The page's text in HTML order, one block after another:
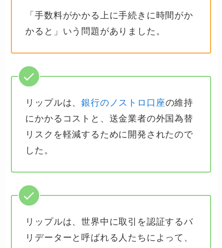
「手数料がかかる上に手続きに時間がか
かると」いう問題がありました。
リップルは、銀行のノストロ口座の維持
にかかるコストと、送金業者の外国為替
リスクを軽減するために開発されたので
した。
リップルは、世界中に取引を認証するバ
リデーターと呼ばれる人たちによって、